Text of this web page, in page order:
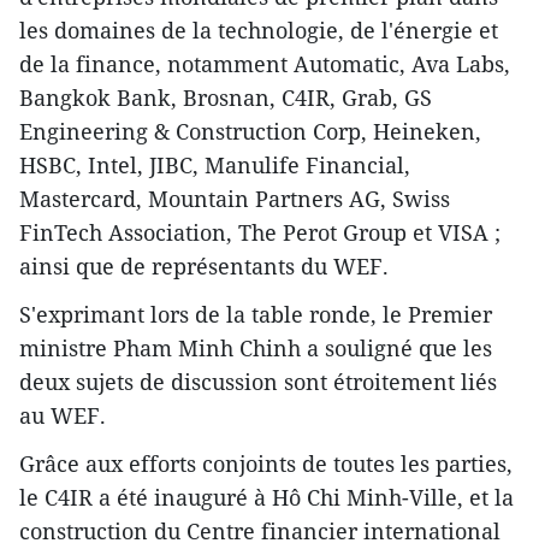
les domaines de la technologie, de l'énergie et
de la finance, notamment Automatic, Ava Labs,
Bangkok Bank, Brosnan, C4IR, Grab, GS
Engineering & Construction Corp, Heineken,
HSBC, Intel, JIBC, Manulife Financial,
Mastercard, Mountain Partners AG, Swiss
FinTech Association, The Perot Group et VISA ;
ainsi que de représentants du WEF.
S'exprimant lors de la table ronde, le Premier
ministre Pham Minh Chinh a souligné que les
deux sujets de discussion sont étroitement liés
au WEF.
Grâce aux efforts conjoints de toutes les parties,
le C4IR a été inauguré à Hô Chi Minh-Ville, et la
construction du Centre financier international